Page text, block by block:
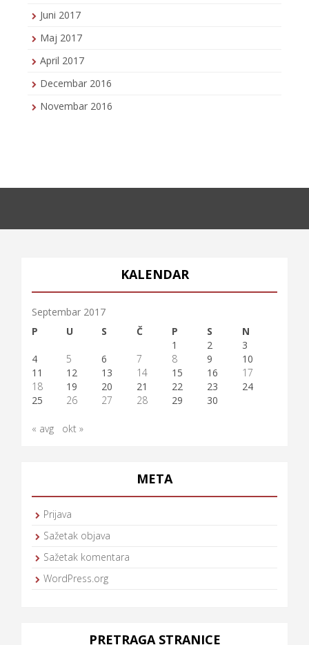
Juni 2017
Maj 2017
April 2017
Decembar 2016
Novembar 2016
KALENDAR
Septembar 2017
P
U S Č P S
N
1
2
3
4
5 6 7 8 9
10
11
12 13 14 15 16
17
18
19 20 21 22 23
24
25
26 27 28 29 30
« avg okt »
META
Prijava
Sažetak objava
Sažetak komentara
WordPress.org
PRETRAGA STRANICE